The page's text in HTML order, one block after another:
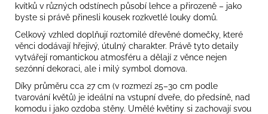
kvítků v různých odstínech působí lehce a přirozeně – jako
byste si právě přinesli kousek rozkvetlé louky domů.
Celkový vzhled doplňují roztomilé dřevěné domečky, které
věnci dodávají hřejivý, útulný charakter. Právě tyto detaily
vytvářejí romantickou atmosféru a dělají z věnce nejen
sezónní dekoraci, ale i milý symbol domova.
Díky průměru cca 27 cm (v rozmezí 25–30 cm podle
tvarování květů) je ideální na vstupní dveře, do předsíně, nad
komodu i jako ozdoba stěny. Umělé květiny si zachovají svou